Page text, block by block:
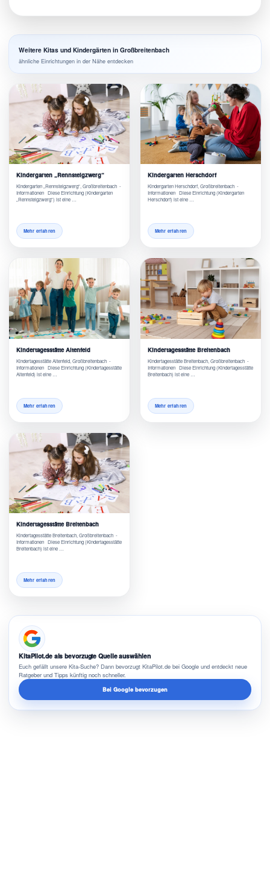
Weitere Kitas und Kindergärten in Großbreitenbach
ähnliche Einrichtungen in der Nähe entdecken
Kindergarten „Rennsteigzwerg“
Kindergarten „Rennsteigzwerg“, Großbreitenbach -
Informationen Diese Einrichtung (Kindergarten
„Rennsteigzwerg“) ist eine …
Mehr erfahren
Kindergarten Herschdorf
Kindergarten Herschdorf, Großbreitenbach -
Informationen Diese Einrichtung (Kindergarten
Herschdorf) ist eine …
Mehr erfahren
Kindertagesstätte Altenfeld
Kindertagesstätte Altenfeld, Großbreitenbach -
Informationen Diese Einrichtung (Kindertagesstätte
Altenfeld) ist eine …
Mehr erfahren
Kindertagesstätte Breitenbach
Kindertagesstätte Breitenbach, Großbreitenbach -
Informationen Diese Einrichtung (Kindertagesstätte
Breitenbach) ist eine …
Mehr erfahren
Kindertagesstätte Breitenbach
Kindertagesstätte Breitenbach, Großbreitenbach -
Informationen Diese Einrichtung (Kindertagesstätte
Breitenbach) ist eine …
Mehr erfahren
KitaPilot.de als bevorzugte Quelle auswählen
Euch gefällt unsere Kita-Suche? Dann bevorzugt KitaPilot.de bei Google und entdeckt neue
Ratgeber und Tipps künftig noch schneller.
Bei Google bevorzugen